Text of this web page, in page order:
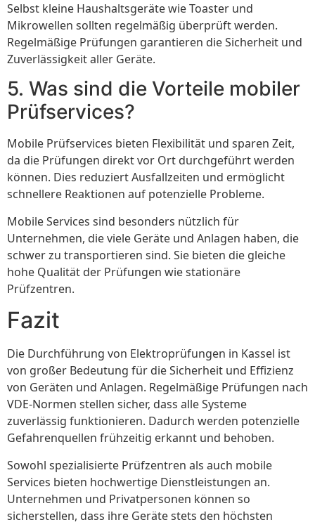
Selbst kleine Haushaltsgeräte wie Toaster und
Mikrowellen sollten regelmäßig überprüft werden.
Regelmäßige Prüfungen garantieren die Sicherheit und
Zuverlässigkeit aller Geräte.
5. Was sind die Vorteile mobiler
Prüfservices?
Mobile Prüfservices bieten Flexibilität und sparen Zeit,
da die Prüfungen direkt vor Ort durchgeführt werden
können. Dies reduziert Ausfallzeiten und ermöglicht
schnellere Reaktionen auf potenzielle Probleme.
Mobile Services sind besonders nützlich für
Unternehmen, die viele Geräte und Anlagen haben, die
schwer zu transportieren sind. Sie bieten die gleiche
hohe Qualität der Prüfungen wie stationäre
Prüfzentren.
Fazit
Die Durchführung von Elektroprüfungen in Kassel ist
von großer Bedeutung für die Sicherheit und Effizienz
von Geräten und Anlagen. Regelmäßige Prüfungen nach
VDE-Normen stellen sicher, dass alle Systeme
zuverlässig funktionieren. Dadurch werden potenzielle
Gefahrenquellen frühzeitig erkannt und behoben.
Sowohl spezialisierte Prüfzentren als auch mobile
Services bieten hochwertige Dienstleistungen an.
Unternehmen und Privatpersonen können so
sicherstellen, dass ihre Geräte stets den höchsten